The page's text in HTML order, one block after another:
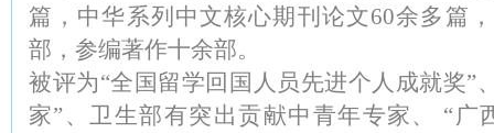
篇，中华系列中文核心期刊论文60余多篇
部，参编著作十余部。
被评为“全国留学回国人员先进个人成就奖”
家”、卫生部有突出贡献中青年专家、 “广